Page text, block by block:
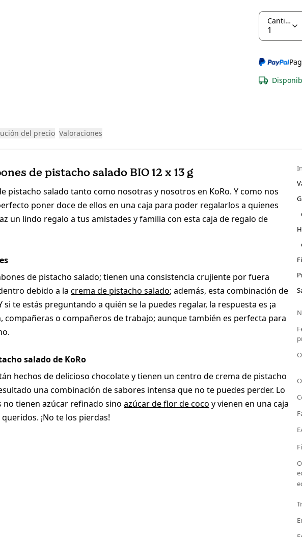
Cantidad
del precio Valoraciones
de pistacho salado BIO 12 x 13 g
pistacho salado tanto como nosotras y nosotros en KoRo. Y como nos
poner doce de ellos en una caja para poder regalarlos a quienes
un lindo regalo a tus amistades y familia con esta caja de regalo de
de pistacho salado; tienen una consistencia crujiente por fuera
debido a la crema de pistacho salado; además, esta combinación de
te estás preguntando a quién se la puedes regalar, la respuesta es ¡a
compañeras o compañeros de trabajo; aunque también es perfecta para
salado de KoRo
hechos de delicioso chocolate y tienen un centro de crema de pistacho
una combinación de sabores intensa que no te puedes perder. Lo
tienen azúcar refinado sino azúcar de flor de coco y vienen en una caja
¡No te los pierdas!